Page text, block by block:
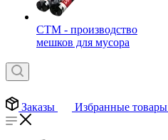
СТМ - производство
мешков для мусора
Заказы Избранные товары